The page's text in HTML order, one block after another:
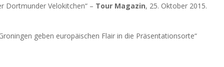
Dortmunder Velokitchen“ – Tour Magazin, 25. Oktober 2015.
geben europäischen Flair in die Präsentationsorte“